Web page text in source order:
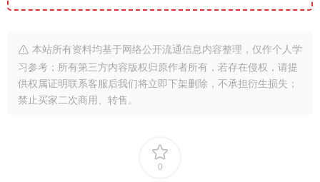
本站所有资料均基于网络公开流通信息内容整理，仅作个人学
习参考；所有第三方内容版权归原作者所有，若存在侵权，请提
供权属证明联系客服后我们将立即下架删除，不承担衍生损失；
禁止买家二次商用、转售。
0